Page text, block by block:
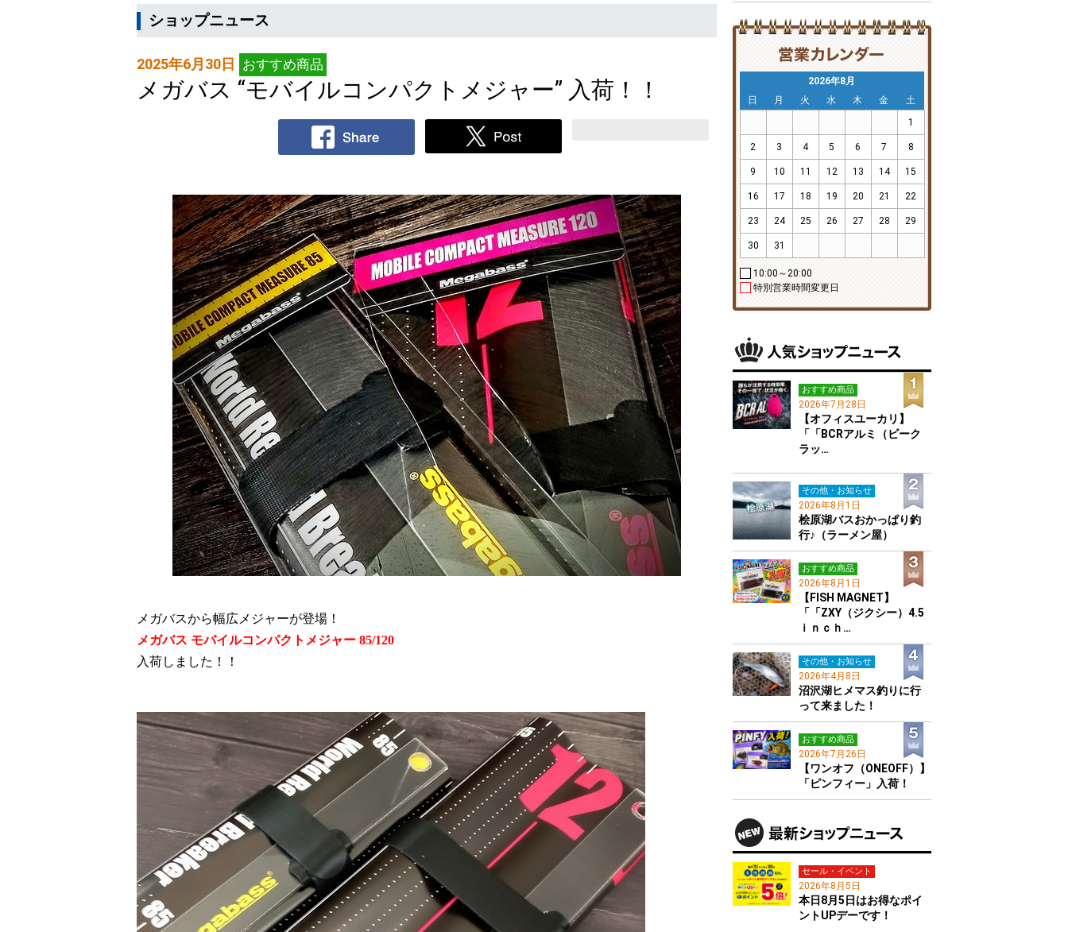
ショップニュース
2025年6月30日 おすすめ商品
メガバス “モバイルコンパクトメジャー” 入荷！！
メガバスから幅広メジャーが登場！
メガバス モバイルコンパクトメジャー 85/120
入荷しました！！
2026年8月
日
月 火 水 木 金
土
1
2 3 4 5 6 7 8
9 10 11 12 13 14 15
16 17 18 19 20 21 22
23 24 25 26 27 28 29
30 31
10:00～20:00
特別営業時間変更日
おすすめ商品
2026年7月28日
【オフィスユーカリ】
「「BCRアルミ（ビーク
ラッ…
その他・お知らせ
2026年8月1日
桧原湖バスおかっぱり釣
行♪（ラーメン屋）
おすすめ商品
2026年8月1日
【FISH MAGNET】
「「ZXY（ジクシー）4.5
ｉｎｃｈ…
その他・お知らせ
2026年4月8日
沼沢湖ヒメマス釣りに行
って来ました！
おすすめ商品
2026年7月26日
【ワンオフ（ONEOFF）】
「ピンフィー」入荷！
セール・イベント
2026年8月5日
本日8月5日はお得なポイ
ントUPデーです！